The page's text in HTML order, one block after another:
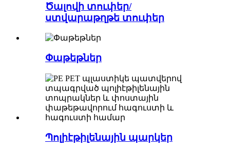
Ծալովի տուփեր/
ստվարաթղթե տուփեր
Փաթեթներ
Պոլիէթիլենային պարկեր